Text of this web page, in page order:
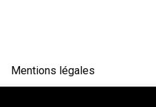
Mentions légales